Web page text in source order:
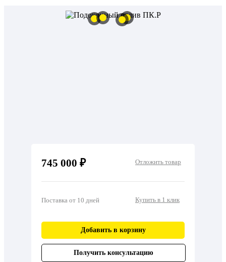
745 000 ₽ Отложить товар
Поставка от 10 дней Купить в 1 клик
Добавить в корзину
Получить консультацию